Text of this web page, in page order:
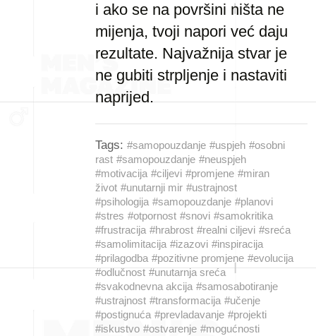
i ako se na površini ništa ne
mijenja, tvoji napori već daju
rezultate. Najvažnija stvar je
ne gubiti strpljenje i nastaviti
naprijed.
Tags: #samopouzdanje #uspjeh #osobni
rast #samopouzdanje #neuspjeh
#motivacija #ciljevi #promjene #miran
život #unutarnji mir #ustrajnost
#psihologija #samopouzdanje #planovi
#stres #otpornost #snovi #samokritika
#frustracija #hrabrost #realni ciljevi #sreća
#samolimitacija #izazovi #inspiracija
#prilagodba #pozitivne promjene #evolucija
#odlučnost #unutarnja sreća
#svakodnevna akcija #samosabotiranje
#ustrajnost #transformacija #učenje
#postignuća #prevladavanje #projekti
#iskustvo #ostvarenje #mogućnosti